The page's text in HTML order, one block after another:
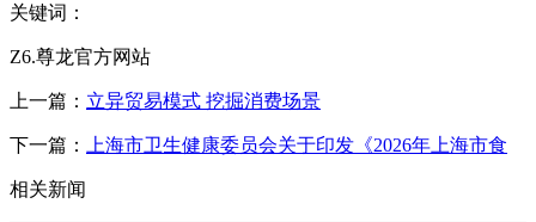
关键词：
Z6.尊龙官方网站
上一篇： 立异贸易模式 挖掘消费场景
下一篇： 上海市卫生健康委员会关于印发《2026年上海市食
相关新闻